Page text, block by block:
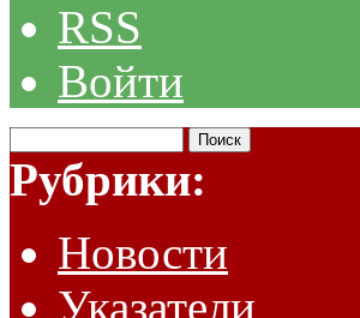
RSS
Войти
Рубрики:
Новости
Указатели